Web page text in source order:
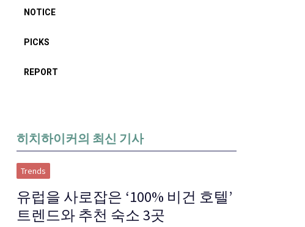
NOTICE
PICKS
REPORT
히치하이커의 최신 기사
Trends
유럽을 사로잡은 ‘100% 비건 호텔’
트렌드와 추천 숙소 3곳